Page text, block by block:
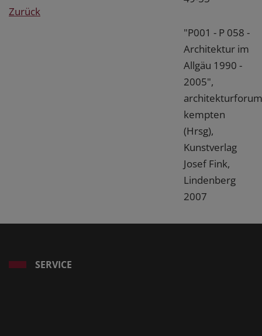
Zurück
"P001 - P 058 -
Architektur im
Allgäu 1990 -
2005",
architekturforum
kempten
(Hrsg),
Kunstverlag
Josef Fink,
Lindenberg
2007
SERVICE